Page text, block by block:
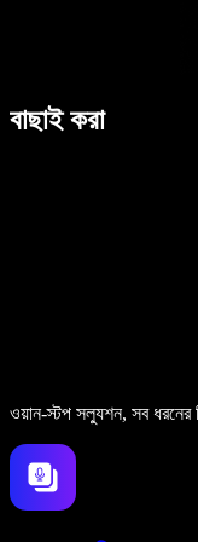
বাছাই করা
ওয়ান-স্টপ সল্যুশন, সব